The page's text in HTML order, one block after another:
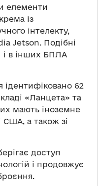
елементи
із
інтелекту,
Jetson. Подібні
і в інших БПЛА
62
«Ланцета» та
мають іноземне
США, а також зі
доступ
і продовжує